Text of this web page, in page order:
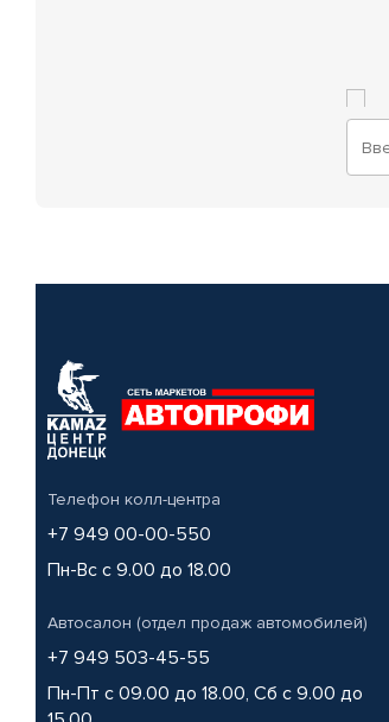
Телефон колл-центра
+7 949 00-00-550
Пн-Вс с 9.00 до 18.00
Автосалон (отдел продаж автомобилей)
+7 949 503-45-55
Пн-Пт с 09.00 до 18.00, Сб с 9.00 до